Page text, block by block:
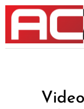
Skip
content